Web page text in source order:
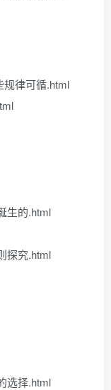
规律可循.html
生的.html
探究.html
选择.html